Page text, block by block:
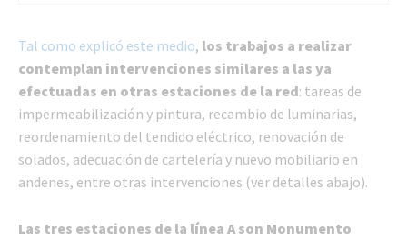
Tal como explicó este medio, los trabajos a realizar
contemplan intervenciones similares a las ya
efectuadas en otras estaciones de la red: tareas de
impermeabilización y pintura, recambio de luminarias,
reordenamiento del tendido eléctrico, renovación de
solados, adecuación de cartelería y nuevo mobiliario en
andenes, entre otras intervenciones (ver detalles abajo).
Las tres estaciones de la línea A son Monumento